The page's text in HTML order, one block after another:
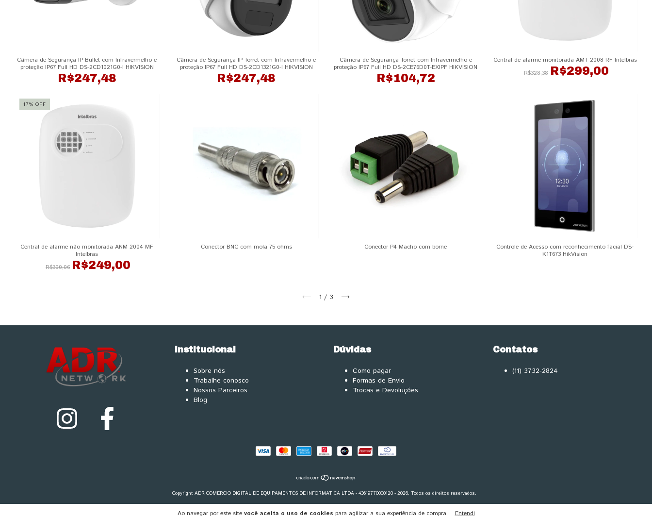
Ao navegar por este site você aceita o uso de cookies para agilizar a sua experiência de compra. Entendi
Câmera de Segurança IP Bullet com Infravermelho e
proteção IP67 Full HD DS-2CD1021G0-I HIKVISION
R$247,48
Câmera de Segurança IP Torret com Infravermelho e
proteção IP67 Full HD DS-2CD1321G0-I HIKVISION
R$247,48
Câmera de Segurança Torret com Infravermelho e
proteção IP67 Full HD DS-2CE76D0T-EXIPF HIKVISION
R$104,72
Central de alarme monitorada AMT 2008 RF Intelbras
R$328,38 R$299,00
17% OFF
Central de alarme não monitorada ANM 2004 MF
Intelbras
R$300,06 R$249,00
Conector BNC com mola 75 ohms Conector P4 Macho com borne
Controle de Acesso com reconhecimento facial DS-
K1T673 HikVision
1 / 3
Institucional
Sobre nós
Trabalhe conosco
Nossos Parceiros
Blog
Dúvidas
Como pagar
Formas de Envio
Trocas e Devoluções
Contatos
(11) 3732-2824
Copyright ADR COMERCIO DIGITAL DE EQUIPAMENTOS DE INFORMATICA LTDA - 43619770000120 - 2026. Todos os direitos reservados.